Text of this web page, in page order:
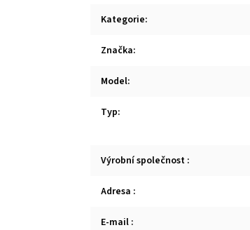
Kategorie:
Značka:
Model:
Typ:
Výrobní společnost :
Adresa :
E-mail :